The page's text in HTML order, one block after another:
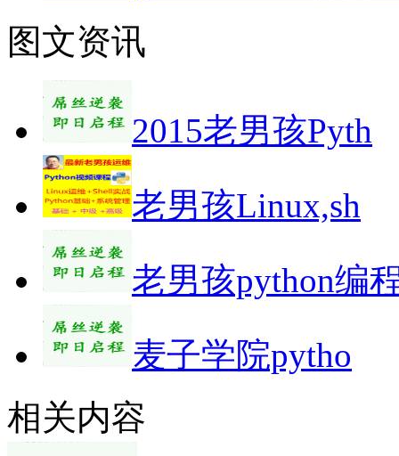
图文资讯
2015老男孩Pyth
老男孩Linux,sh
老男孩python编
麦子学院pytho
相关内容